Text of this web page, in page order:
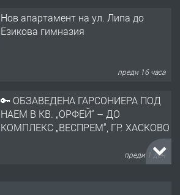
🔑 ОБЗАВЕДЕНА ГАРСОНИЕРА ПОД
КОМПЛЕКС „ВЕСПРЕМ“, ГР. ХАСКОВО
преди 1 ден